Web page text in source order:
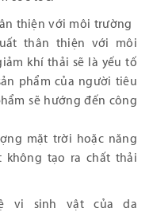
thiện với môi trường
thân thiện với môi
khí thải sẽ là yếu tố
phẩm của người tiêu
sẽ hướng đến công
mặt trời hoặc năng
không tạo ra chất thải
vi sinh vật của da